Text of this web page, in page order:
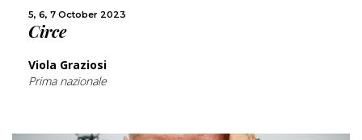
5, 6, 7 October 2023
Circe
Viola Graziosi
Prima nazionale